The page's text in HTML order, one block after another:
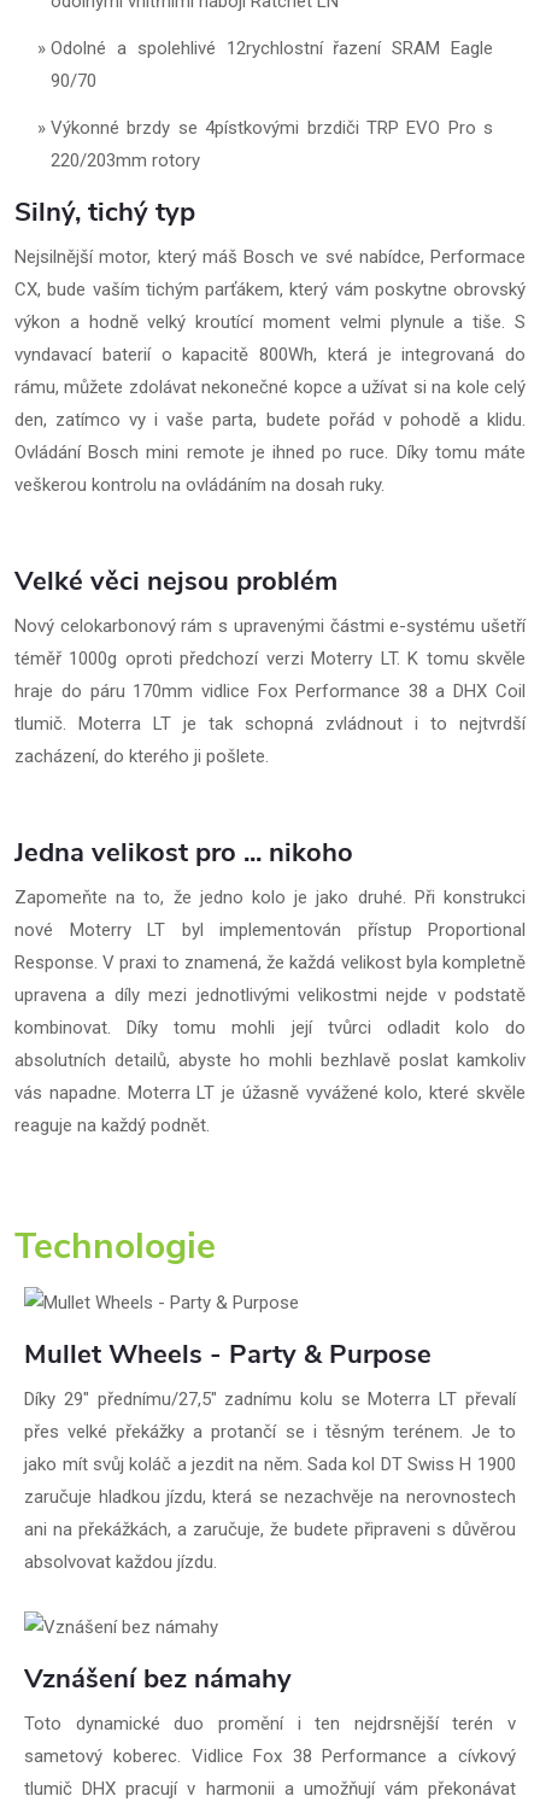
Odolné a spolehlivé 12rychlostní řazení SRAM Eagle
90/70
Výkonné brzdy se 4pístkovými brzdiči TRP EVO Pro s
220/203mm rotory
Silný, tichý typ
Nejsilnější motor, který máš Bosch ve své nabídce, Performace
CX, bude vaším tichým parťákem, který vám poskytne obrovský
výkon a hodně velký kroutící moment velmi plynule a tiše. S
vyndavací baterií o kapacitě 800Wh, která je integrovaná do
rámu, můžete zdolávat nekonečné kopce a užívat si na kole celý
den, zatímco vy i vaše parta, budete pořád v pohodě a klidu.
Ovládání Bosch mini remote je ihned po ruce. Díky tomu máte
veškerou kontrolu na ovládáním na dosah ruky.
Velké věci nejsou problém
Nový celokarbonový rám s upravenými částmi e-systému ušetří
téměř 1000g oproti předchozí verzi Moterry LT. K tomu skvěle
hraje do páru 170mm vidlice Fox Performance 38 a DHX Coil
tlumič. Moterra LT je tak schopná zvládnout i to nejtvrdší
zacházení, do kterého ji pošlete.
Jedna velikost pro ... nikoho
Zapomeňte na to, že jedno kolo je jako druhé. Při konstrukci
nové Moterry LT byl implementován přístup Proportional
Response. V praxi to znamená, že každá velikost byla kompletně
upravena a díly mezi jednotlivými velikostmi nejde v podstatě
kombinovat. Díky tomu mohli její tvůrci odladit kolo do
absolutních detailů, abyste ho mohli bezhlavě poslat kamkoliv
vás napadne. Moterra LT je úžasně vyvážené kolo, které skvěle
reaguje na každý podnět.
Technologie
Mullet Wheels - Party & Purpose
Díky 29" přednímu/27,5" zadnímu kolu se Moterra LT převalí
přes velké překážky a protančí se i těsným terénem. Je to
jako mít svůj koláč a jezdit na něm. Sada kol DT Swiss H 1900
zaručuje hladkou jízdu, která se nezachvěje na nerovnostech
ani na překážkách, a zaručuje, že budete připraveni s důvěrou
absolvovat každou jízdu.
Vznášení bez námahy
Toto dynamické duo promění i ten nejdrsnější terén v
sametový koberec. Vidlice Fox 38 Performance a cívkový
tlumič DHX pracují v harmonii a umožňují vám překonávat